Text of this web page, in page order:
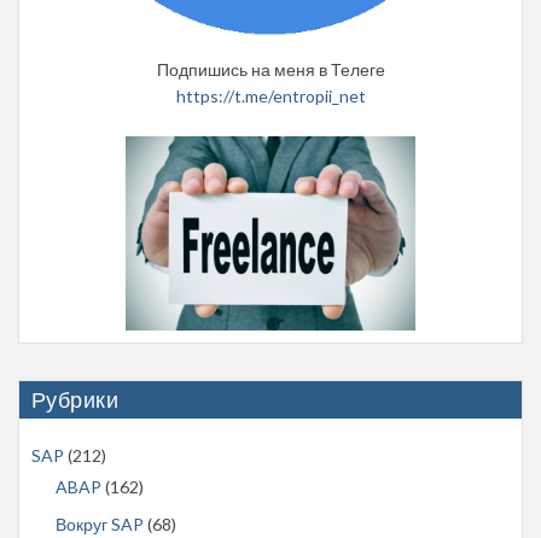
Подпишись на меня в Телеге
https://t.me/entropii_net
Рубрики
SAP (212)
ABAP (162)
Вокруг SAP (68)